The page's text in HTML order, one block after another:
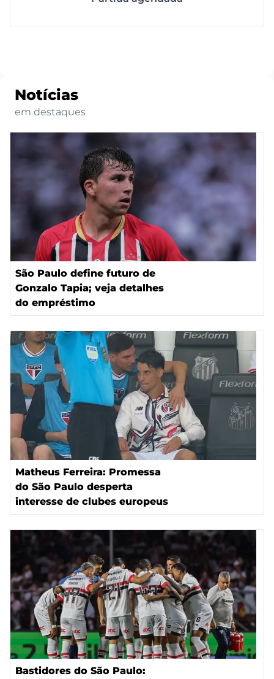
Notícias
em destaques
São Paulo define futuro de
Gonzalo Tapia; veja detalhes
do empréstimo
Matheus Ferreira: Promessa
do São Paulo desperta
interesse de clubes europeus
Bastidores do São Paulo: